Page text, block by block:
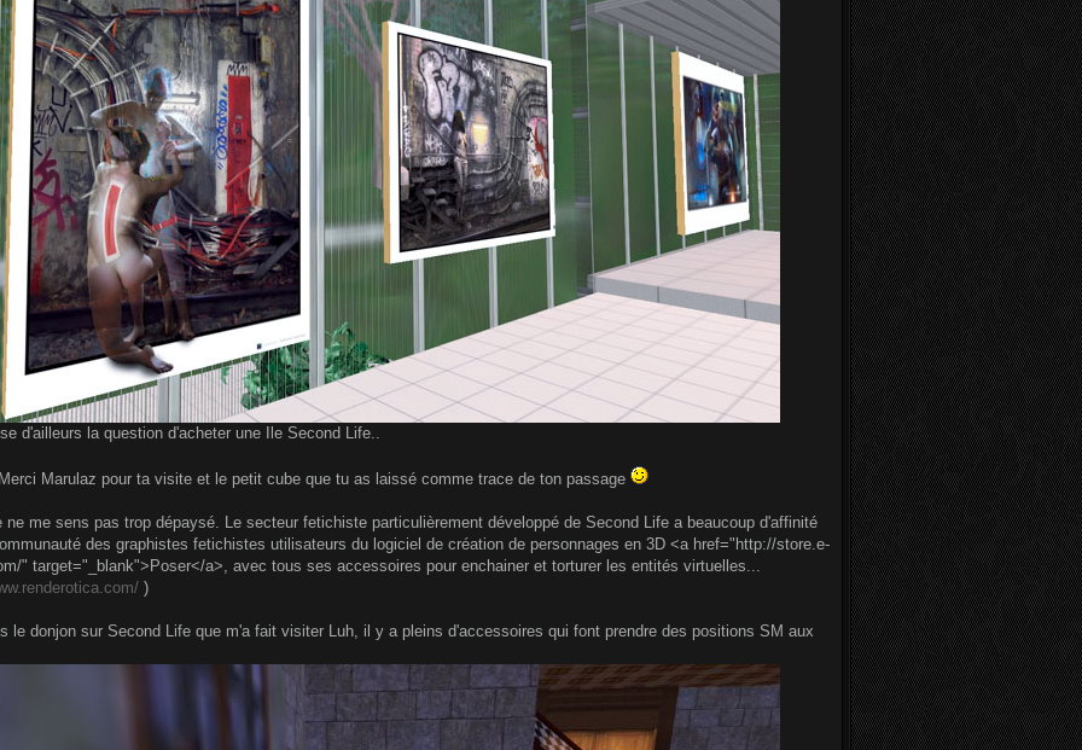
d'ailleurs la question d'acheter une Ile Second Life..
Marulaz pour ta visite et le petit cube que tu as laissé comme trace de ton passage
ne me sens pas trop dépaysé. Le secteur fetichiste particulièrement développé de Second Life a beaucoup d'affinité
des graphistes fetichistes utilisateurs du logiciel de création de personnages en 3D <a href="http://store.e-
" target="_blank">Poser</a>, avec tous ses accessoires pour enchainer et torturer les entités virtuelles...
)
le donjon sur Second Life que m'a fait visiter Luh, il y a pleins d'accessoires qui font prendre des positions SM aux